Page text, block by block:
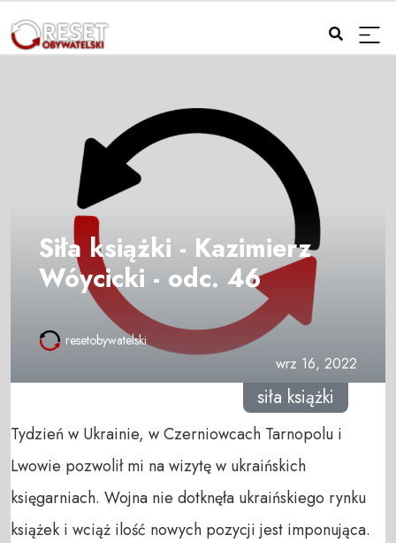
Siła książki - Kazimierz
Wóycicki - odc. 46
resetobywatelski
wrz 16, 2022
siła książki
Tydzień w Ukrainie, w Czerniowcach Tarnopolu i
Lwowie pozwolił mi na wizytę w ukraińskich
księgarniach. Wojna nie dotknęła ukraińskiego rynku
książek i wciąż ilość nowych pozycji jest imponująca.